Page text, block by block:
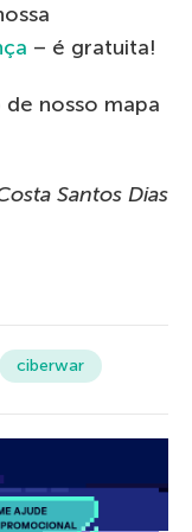
– é gratuita!
nosso mapa
Santos Dias
ciberwar